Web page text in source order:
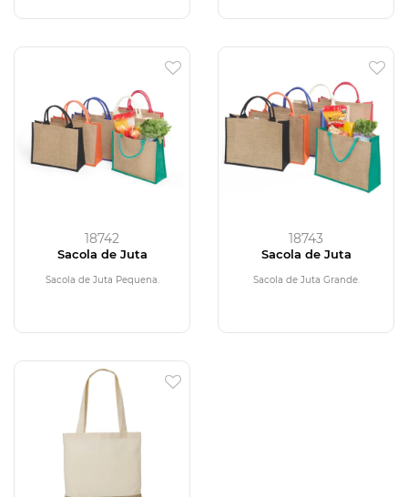
18742
Sacola de Juta
Sacola de Juta Pequena.
18743
Sacola de Juta
Sacola de Juta Grande.